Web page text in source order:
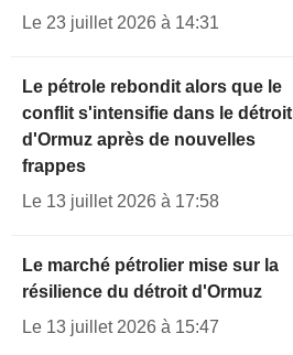
Le 23 juillet 2026 à 14:31
Le pétrole rebondit alors que le
conflit s'intensifie dans le détroit
d'Ormuz après de nouvelles
frappes
Le 13 juillet 2026 à 17:58
Le marché pétrolier mise sur la
résilience du détroit d'Ormuz
Le 13 juillet 2026 à 15:47